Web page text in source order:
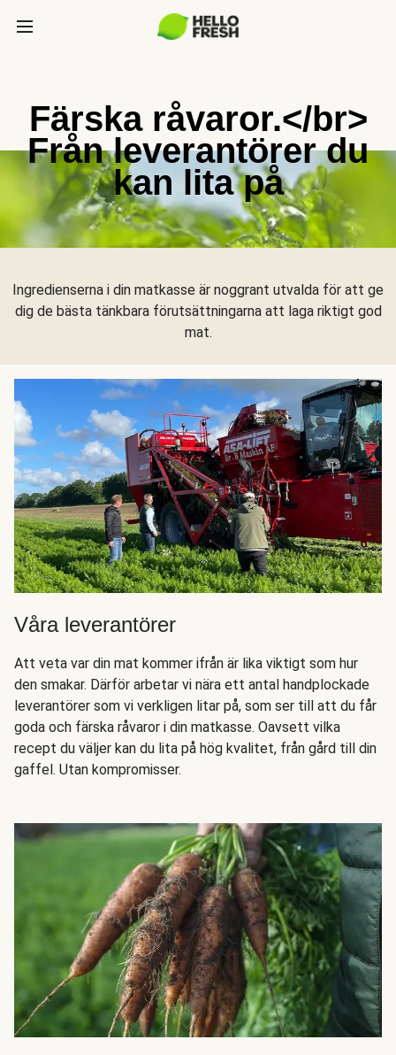
Färska råvaror.</br>
Från leverantörer du
kan lita på
Ingredienserna i din matkasse är noggrant utvalda för att ge
dig de bästa tänkbara förutsättningarna att laga riktigt god
mat.
Våra leverantörer
Att veta var din mat kommer ifrån är lika viktigt som hur
den smakar. Därför arbetar vi nära ett antal handplockade
leverantörer som vi verkligen litar på, som ser till att du får
goda och färska råvaror i din matkasse. Oavsett vilka
recept du väljer kan du lita på hög kvalitet, från gård till din
gaffel. Utan kompromisser.